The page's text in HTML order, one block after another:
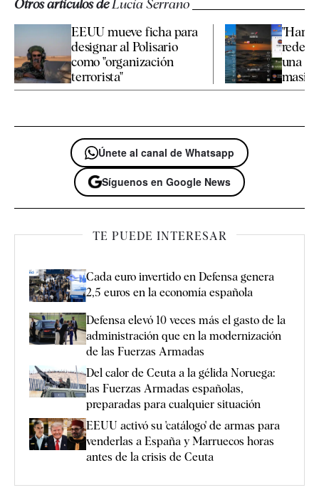
Otros artículos deLucía Serrano
EEUU mueve ficha para
designar al Polisario
como "organización
terrorista"
redes
una
Únete al canal de Whatsapp
Síguenos en Google News
TE PUEDE INTERESAR
Cada euro invertido en Defensa genera
2,5 euros en la economía española
Defensa elevó 10 veces más el gasto de la
administración que en la modernización
de las Fuerzas Armadas
Del calor de Ceuta a la gélida Noruega:
las Fuerzas Armadas españolas,
preparadas para cualquier situación
EEUU activó su 'catálogo' de armas para
venderlas a España y Marruecos horas
antes de la crisis de Ceuta